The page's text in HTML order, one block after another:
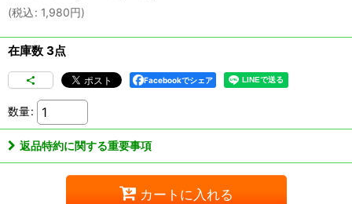
(税込: 1,980円)
在庫数 3点
Facebookでシェア
数量:
返品特約に関する重要事項
カートに入れる